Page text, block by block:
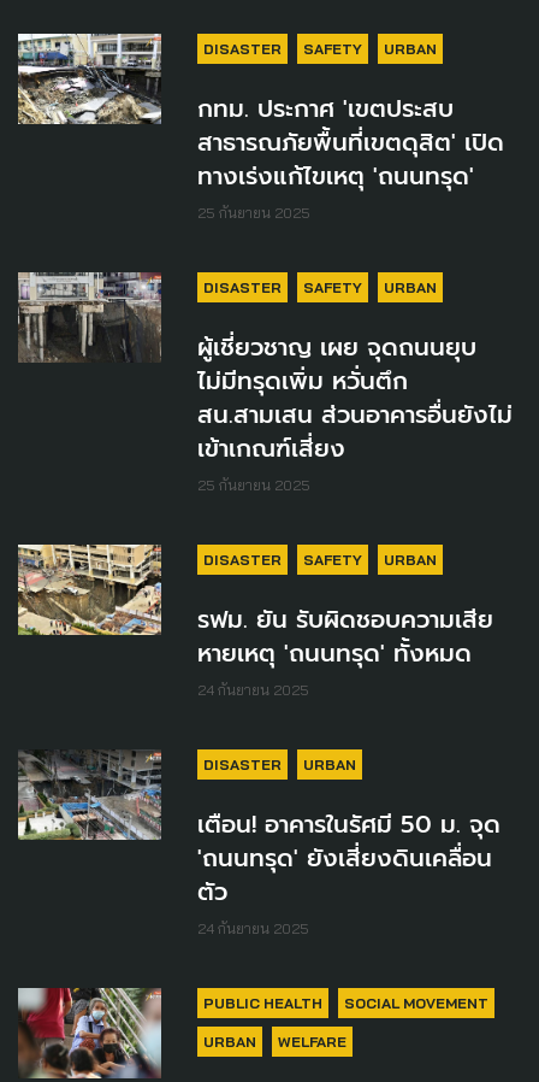
DISASTER SAFETY URBAN
กทม. ประกาศ 'เขตประสบ
สาธารณภัยพื้นที่เขตดุสิต' เปิด
ทางเร่งแก้ไขเหตุ 'ถนนทรุด'
25 กันยายน 2025
DISASTER SAFETY URBAN
ผู้เชี่ยวชาญ เผย จุดถนนยุบ
ไม่มีทรุดเพิ่ม หวั่นตึก
สน.สามเสน ส่วนอาคารอื่นยังไม่
เข้าเกณฑ์เสี่ยง
25 กันยายน 2025
DISASTER SAFETY URBAN
รฟม. ยัน รับผิดชอบความเสีย
หายเหตุ 'ถนนทรุด' ทั้งหมด
24 กันยายน 2025
DISASTER URBAN
เตือน! อาคารในรัศมี 50 ม. จุด
'ถนนทรุด' ยังเสี่ยงดินเคลื่อน
ตัว
24 กันยายน 2025
PUBLIC HEALTH SOCIAL MOVEMENT
URBAN WELFARE